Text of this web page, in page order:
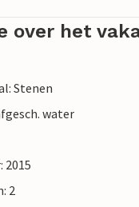
over het
Stenen
water
2015
2